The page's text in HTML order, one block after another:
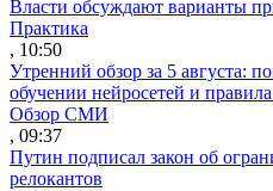
Власти обсуждают варианты
Практика
, 10:50
Утренний обзор за 5 августа:
обучении нейросетей и
Обзор СМИ
, 09:37
Путин подписал закон об
релокантов